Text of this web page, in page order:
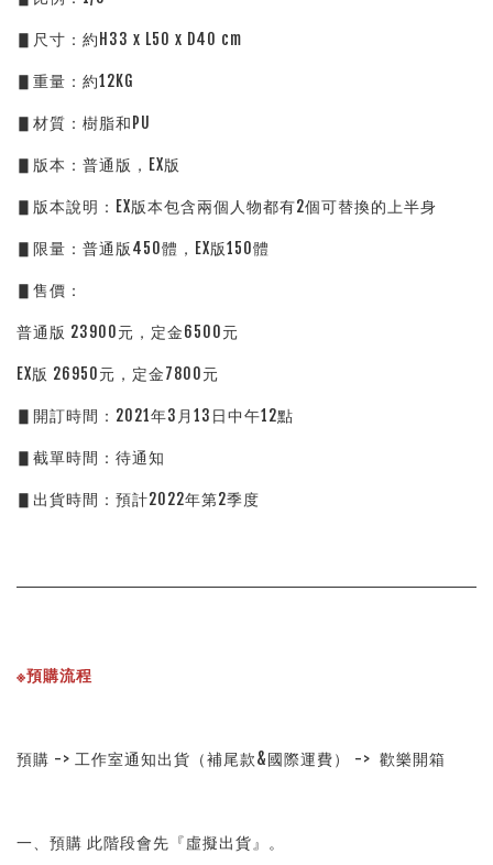
▋尺寸：約H33 x L50 x D40 cm
▋重量：約12KG
▋材質：樹脂和PU
▋版本：普通版，EX版
▋版本說明：EX版本包含兩個人物都有2個可替換的上半身
▋限量：普通版450體，EX版150體
▋售價：
普通版 23900元，定金6500元
EX版 26950元，定金7800元
▋開訂時間：2021年3月13日中午12點
▋截單時間：待通知
▋出貨時間：預計2022年第2季度
※預購流程
預購 -> 工作室通知出貨（補尾款&國際運費） -> 歡樂開箱
一、預購 此階段會先『虛擬出貨』。